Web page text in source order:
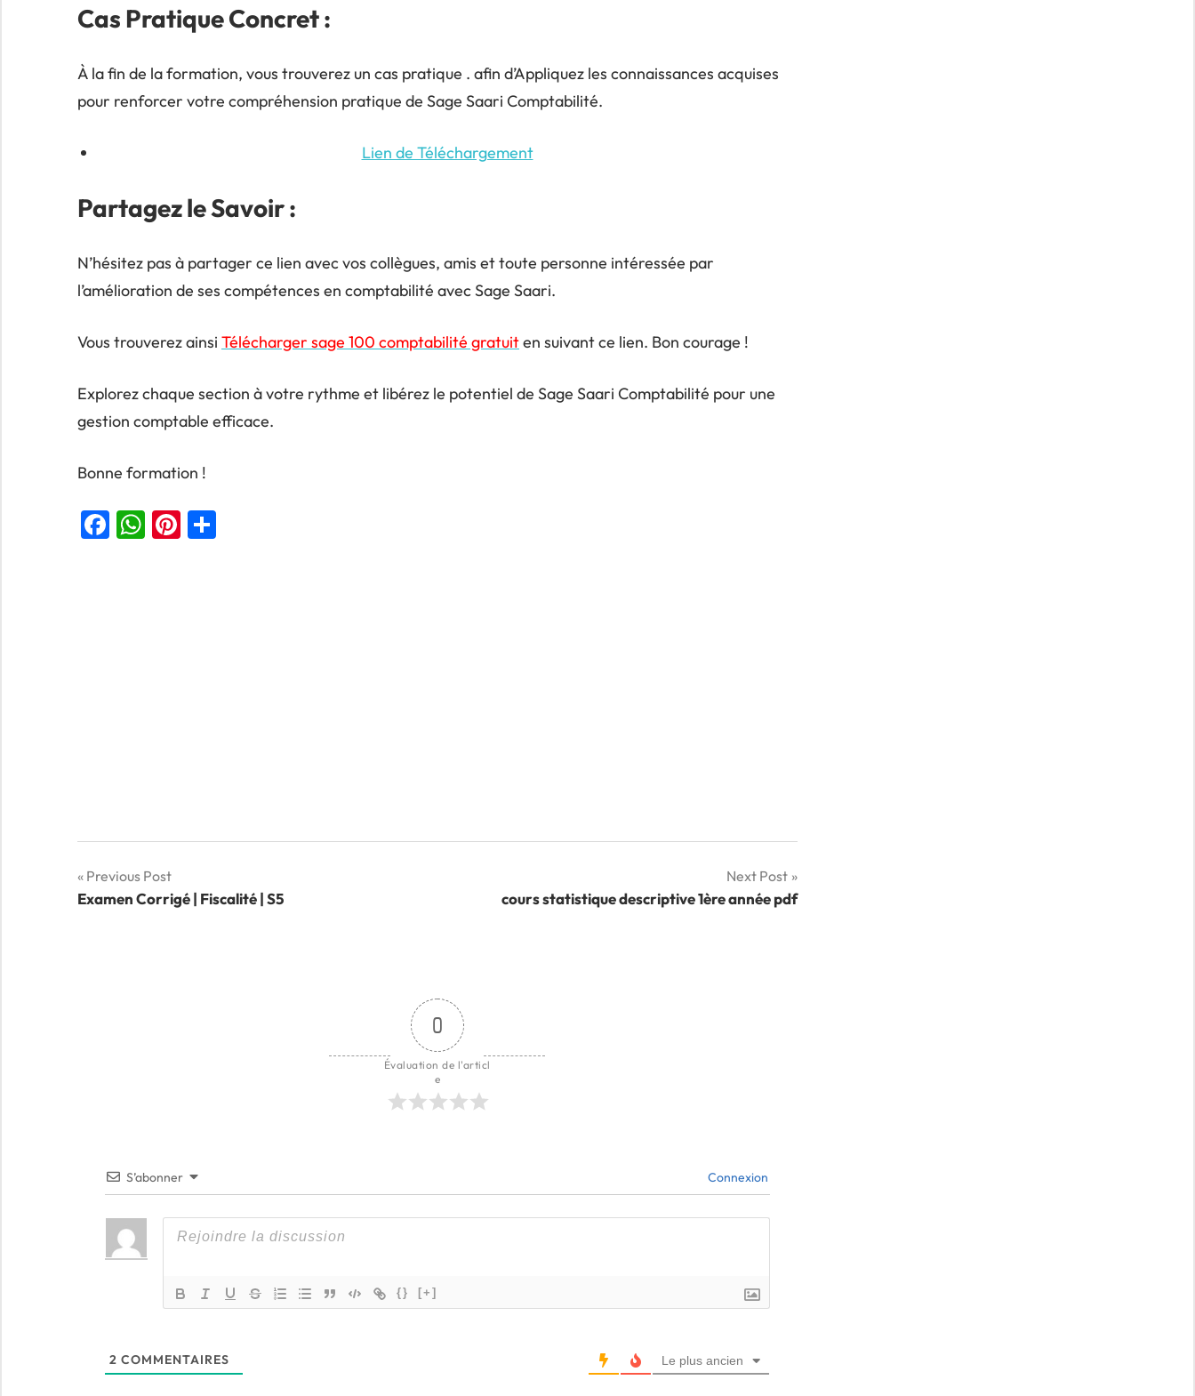
Cas Pratique Concret :
À la fin de la formation, vous trouverez un cas pratique . afin d’Appliquez les connaissances acquises
pour renforcer votre compréhension pratique de Sage Saari Comptabilité.
Lien de Téléchargement
Partagez le Savoir :
N’hésitez pas à partager ce lien avec vos collègues, amis et toute personne intéressée par
l’amélioration de ses compétences en comptabilité avec Sage Saari.
Vous trouverez ainsi Télécharger sage 100 comptabilité gratuiten suivant ce lien. Bon courage !
Explorez chaque section à votre rythme et libérez le potentiel de Sage Saari Comptabilité pour une
gestion comptable efficace.
Bonne formation !
Facebook
WhatsApp
Pinterest
Navigation
de
Previous Post
Examen Corrigé | Fiscalité | S5
Next Post
cours statistique descriptive 1ère année pdf
0
Évaluation de l'articl
e
S’abonner Connexion
{} [+]
2 COMMENTAIRES Le plus ancien